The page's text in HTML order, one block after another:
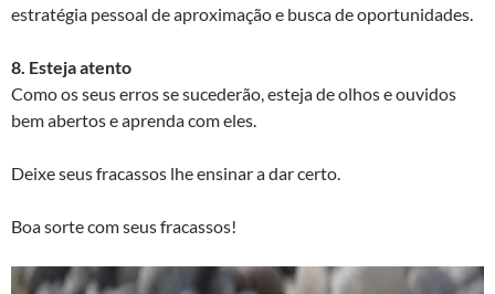
estratégia pessoal de aproximação e busca de oportunidades.
8. Esteja atento
Como os seus erros se sucederão, esteja de olhos e ouvidos
bem abertos e aprenda com eles.
Deixe seus fracassos lhe ensinar a dar certo.
Boa sorte com seus fracassos!